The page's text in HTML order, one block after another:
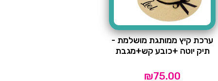
ערכת קיץ ממותגת מושלמת -
תיק יוטה +כובע קש+מגבת
₪75.00